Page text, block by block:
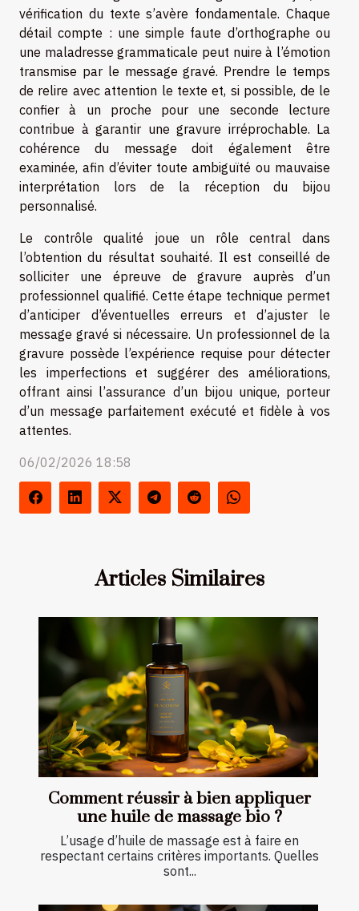
vérification du texte s’avère fondamentale. Chaque
détail compte : une simple faute d’orthographe ou
une maladresse grammaticale peut nuire à l’émotion
transmise par le message gravé. Prendre le temps
de relire avec attention le texte et, si possible, de le
confier à un proche pour une seconde lecture
contribue à garantir une gravure irréprochable. La
cohérence du message doit également être
examinée, afin d’éviter toute ambiguïté ou mauvaise
interprétation lors de la réception du bijou
personnalisé.
Le contrôle qualité joue un rôle central dans
l’obtention du résultat souhaité. Il est conseillé de
solliciter une épreuve de gravure auprès d’un
professionnel qualifié. Cette étape technique permet
d’anticiper d’éventuelles erreurs et d’ajuster le
message gravé si nécessaire. Un professionnel de la
gravure possède l’expérience requise pour détecter
les imperfections et suggérer des améliorations,
offrant ainsi l’assurance d’un bijou unique, porteur
d’un message parfaitement exécuté et fidèle à vos
attentes.
06/02/2026 18:58
Articles Similaires
Comment réussir à bien appliquer
une huile de massage bio ?
L’usage d’huile de massage est à faire en
respectant certains critères importants. Quelles
sont...